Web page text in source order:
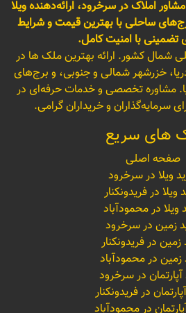
املاک در سرخرود، ارائه‌دهنده ویلا
ساحلی با بهترین قیمت و شرایط
تضمینی با امنیت کامل.
کشور. ارائه بهترین ملک ها در
خزرشهر شمالی و جنوبی، و برج‌های
مشاوره تخصصی و خدمات حرفه‌ای در
سرمایه‌گذاران و خریداران گرامی.
های سریع
صفحه اصلی
ویلا در سرخرود
ویلا در فریدونکنار
ویلا در محمودآباد
زمین در سرخرود
در فریدونکنار
زمین در محمودآباد
در سرخرود
در فریدونکنار
در محمودآباد